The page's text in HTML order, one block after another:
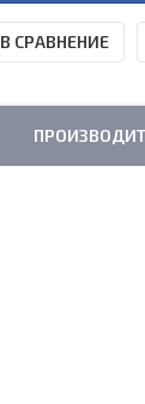
В СРАВНЕНИЕ